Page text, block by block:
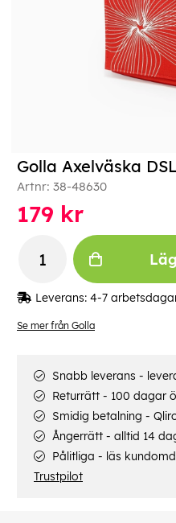
Se mer från Golla
Golla Axelväska
Artnr: 38-48630
179 kr
Leverans: 4-7
Snabb leverans -
Returrätt - 100 dagar
Smidig betalning -
Ångerrätt - alltid 14
Pålitliga - läs
Trustpilot